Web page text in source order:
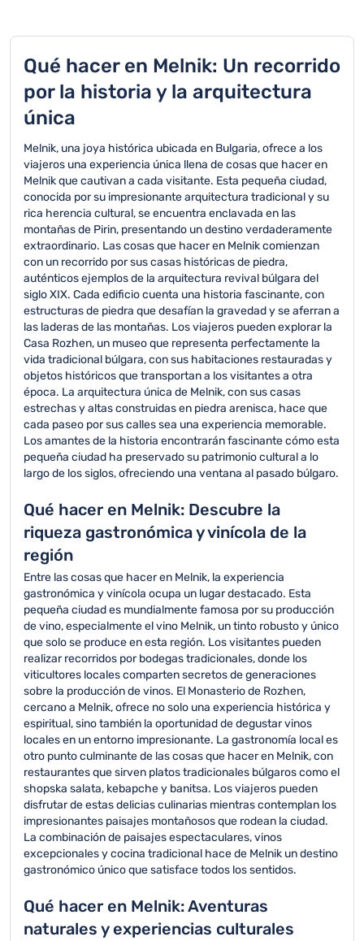
Qué hacer en Melnik: Un recorrido
por la historia y la arquitectura
única
Melnik, una joya histórica ubicada en Bulgaria, ofrece a los
viajeros una experiencia única llena de cosas que hacer en
Melnik que cautivan a cada visitante. Esta pequeña ciudad,
conocida por su impresionante arquitectura tradicional y su
rica herencia cultural, se encuentra enclavada en las
montañas de Pirin, presentando un destino verdaderamente
extraordinario. Las cosas que hacer en Melnik comienzan
con un recorrido por sus casas históricas de piedra,
auténticos ejemplos de la arquitectura revival búlgara del
siglo XIX. Cada edificio cuenta una historia fascinante, con
estructuras de piedra que desafían la gravedad y se aferran a
las laderas de las montañas. Los viajeros pueden explorar la
Casa Rozhen, un museo que representa perfectamente la
vida tradicional búlgara, con sus habitaciones restauradas y
objetos históricos que transportan a los visitantes a otra
época. La arquitectura única de Melnik, con sus casas
estrechas y altas construidas en piedra arenisca, hace que
cada paseo por sus calles sea una experiencia memorable.
Los amantes de la historia encontrarán fascinante cómo esta
pequeña ciudad ha preservado su patrimonio cultural a lo
largo de los siglos, ofreciendo una ventana al pasado búlgaro.
Qué hacer en Melnik: Descubre la
riqueza gastronómica y vinícola de la
región
Entre las cosas que hacer en Melnik, la experiencia
gastronómica y vinícola ocupa un lugar destacado. Esta
pequeña ciudad es mundialmente famosa por su producción
de vino, especialmente el vino Melnik, un tinto robusto y único
que solo se produce en esta región. Los visitantes pueden
realizar recorridos por bodegas tradicionales, donde los
viticultores locales comparten secretos de generaciones
sobre la producción de vinos. El Monasterio de Rozhen,
cercano a Melnik, ofrece no solo una experiencia histórica y
espiritual, sino también la oportunidad de degustar vinos
locales en un entorno impresionante. La gastronomía local es
otro punto culminante de las cosas que hacer en Melnik, con
restaurantes que sirven platos tradicionales búlgaros como el
shopska salata, kebapche y banitsa. Los viajeros pueden
disfrutar de estas delicias culinarias mientras contemplan los
impresionantes paisajes montañosos que rodean la ciudad.
La combinación de paisajes espectaculares, vinos
excepcionales y cocina tradicional hace de Melnik un destino
gastronómico único que satisface todos los sentidos.
Qué hacer en Melnik: Aventuras
naturales y experiencias culturales